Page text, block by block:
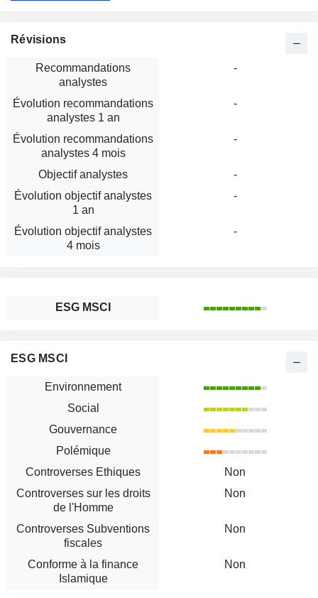
Révisions
Recommandations
analystes
-
Évolution recommandations
analystes 1 an
-
Évolution recommandations
analystes 4 mois
-
Objectif analystes
-
Évolution objectif analystes
1 an
-
Évolution objectif analystes
4 mois
-
ESG MSCI
ESG MSCI
Environnement
Social
Gouvernance
Polémique
Controverses Ethiques
Non
Controverses sur les droits
de l'Homme
Non
Controverses Subventions
fiscales
Non
Conforme à la finance
Islamique
Non